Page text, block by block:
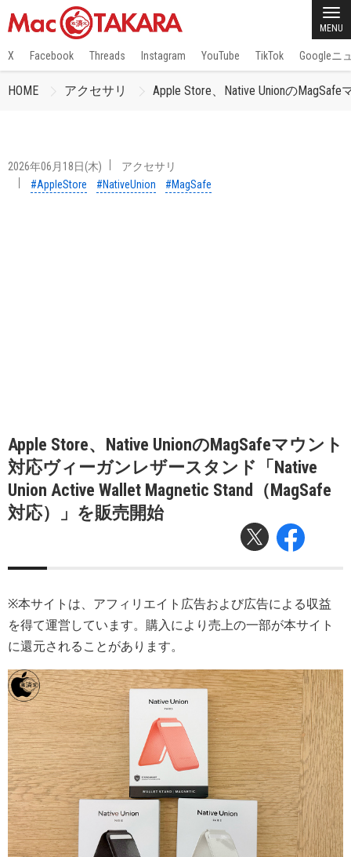
MENU
X Facebook Threads Instagram YouTube TikTok Googleニ
HOME アクセサリ Apple Store、Native Unionの
2026年06月18日(木)
アクセサリ
#AppleStore
#NativeUnion #MagSafe
Apple Store、Native UnionのMagSafeマウント
対応ヴィーガンレザースタンド「Native
Union Active Wallet Magnetic Stand（MagSafe
対応）」を販売開始
※本サイトは、アフィリエイト広告および広告による収益
を得て運営しています。購入により売上の一部が本サイト
に還元されることがあります。